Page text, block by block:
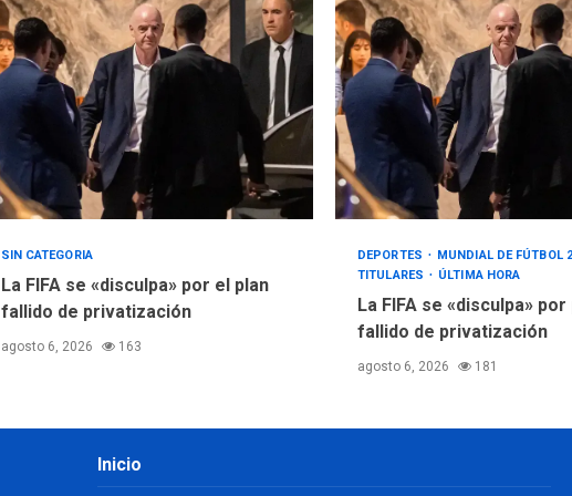
SIN CATEGORIA
La FIFA se «disculpa» por el plan
fallido de privatización
agosto 6, 2026 163
DEPORTES
MUNDIAL DE FÚTBOL
TITULARES
ÚLTIMA HORA
La FIFA se «disculpa» por
fallido de privatización
agosto 6, 2026 181
Inicio